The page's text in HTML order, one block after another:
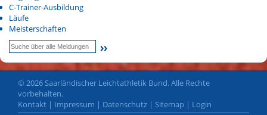
C-Trainer-Ausbildung
Läufe
Meisterschaften
© 2026 Saarländischer Leichtathletik Bund. Alle Rechte
vorbehalten.
Kontakt | Impressum | Datenschutz | Sitemap | Login